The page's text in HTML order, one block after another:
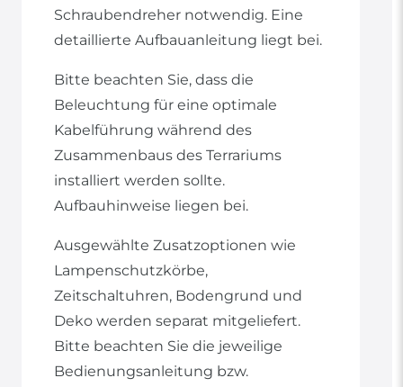
Schraubendreher notwendig. Eine
detaillierte Aufbauanleitung liegt bei.
Bitte beachten Sie, dass die
Beleuchtung für eine optimale
Kabelführung während des
Zusammenbaus des Terrariums
installiert werden sollte.
Aufbauhinweise liegen bei.
Ausgewählte Zusatzoptionen wie
Lampenschutzkörbe,
Zeitschaltuhren, Bodengrund und
Deko werden separat mitgeliefert.
Bitte beachten Sie die jeweilige
Bedienungsanleitung bzw.